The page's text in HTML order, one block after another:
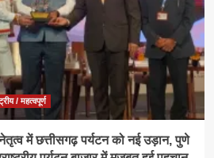
/ महत्वपूर्ण
में छत्तीसगढ़ पर्यटन को नई उड़ान, पुणे